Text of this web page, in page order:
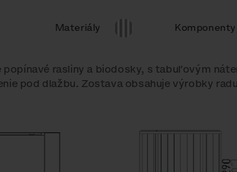
Materiály Komponenty
rasliny a biodosky, s tabuľovým
pod dlažbu. Zostava obsahuje výrobky